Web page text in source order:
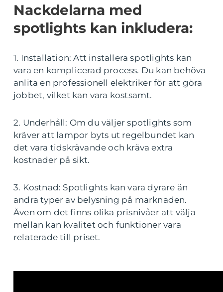
Nackdelarna med
spotlights kan inkludera:
1. Installation: Att installera spotlights kan
vara en komplicerad process. Du kan behöva
anlita en professionell elektriker för att göra
jobbet, vilket kan vara kostsamt.
2. Underhåll: Om du väljer spotlights som
kräver att lampor byts ut regelbundet kan
det vara tidskrävande och kräva extra
kostnader på sikt.
3. Kostnad: Spotlights kan vara dyrare än
andra typer av belysning på marknaden.
Även om det finns olika prisnivåer att välja
mellan kan kvalitet och funktioner vara
relaterade till priset.